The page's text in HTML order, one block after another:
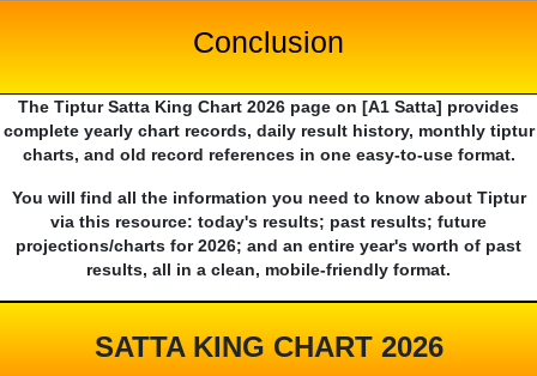
Conclusion
The Tiptur Satta King Chart 2026 page on [A1 Satta] provides
complete yearly chart records, daily result history, monthly tiptur
charts, and old record references in one easy-to-use format.
You will find all the information you need to know about Tiptur
via this resource: today's results; past results; future
projections/charts for 2026; and an entire year's worth of past
results, all in a clean, mobile-friendly format.
SATTA KING CHART 2026